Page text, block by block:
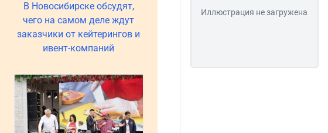
В Новосибирске обсудят,
чего на самом деле ждут
заказчики от кейтерингов и
ивент-компаний
Иллюстрация не загружена